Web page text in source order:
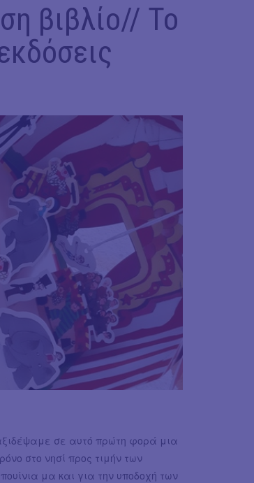
βιβλίο// Το
σε αυτό πρώτη φορά μια
στο νησί προς τιμήν των
μα και για την υποδοχή των